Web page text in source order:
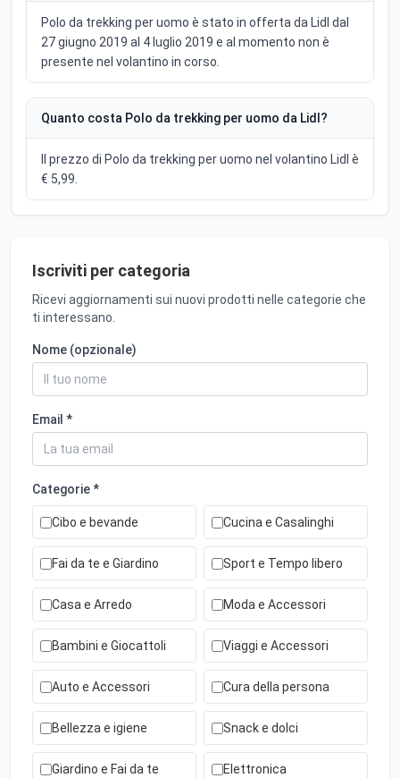
Polo da trekking per uomo è stato in offerta da Lidl dal
27 giugno 2019 al 4 luglio 2019 e al momento non è
presente nel volantino in corso.
Quanto costa Polo da trekking per uomo da Lidl?
Il prezzo di Polo da trekking per uomo nel volantino Lidl è
€ 5,99.
Iscriviti per categoria
Ricevi aggiornamenti sui nuovi prodotti nelle categorie che
ti interessano.
Nome (opzionale)
Email *
Categorie *
Cibo e bevande Cucina e Casalinghi
Fai da te e Giardino Sport e Tempo libero
Casa e Arredo Moda e Accessori
Bambini e Giocattoli Viaggi e Accessori
Auto e Accessori Cura della persona
Bellezza e igiene Snack e dolci
Giardino e Fai da te Elettronica